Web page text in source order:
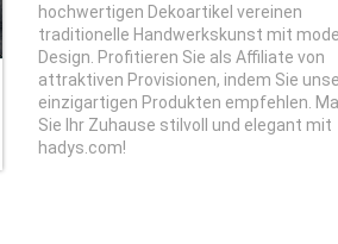
hochwertigen Dekoartikel vereinen
traditionelle Handwerkskunst mit
Design. Profitieren Sie als Affiliate von
attraktiven Provisionen, indem Sie
einzigartigen Produkten empfehlen.
Sie Ihr Zuhause stilvoll und elegant mit
hadys.com!